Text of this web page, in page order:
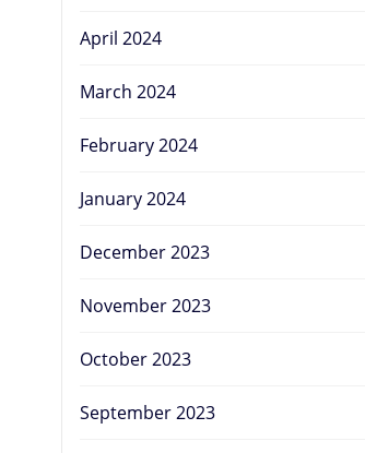
April 2024
March 2024
February 2024
January 2024
December 2023
November 2023
October 2023
September 2023